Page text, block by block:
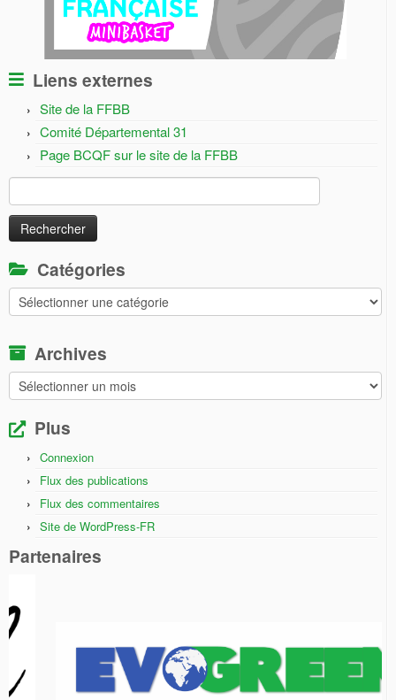
Liens externes
Site de la FFBB
Comité Départemental 31
Page BCQF sur le site de la FFBB
Catégories
Catégories
Archives
Archives
Plus
Connexion
Flux des publications
Flux des commentaires
Site de WordPress-FR
Partenaires